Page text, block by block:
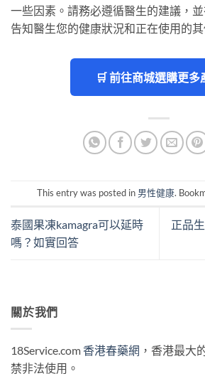
一些因素。請務必遵循醫生的建議，
告知醫生您的健康狀況和正在使用的其
🛒 前往商城選購更多
This entry was posted in 男性健康.
泰國果凍kamagra可以延時
嗎？如實回答
正品
關於我們
18Service.com香港春藥網 ，香港最大
禁非法使用。